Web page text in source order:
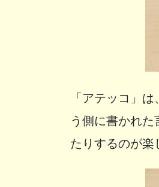
「アテッコ」
う側に書かれ
たりするのが楽